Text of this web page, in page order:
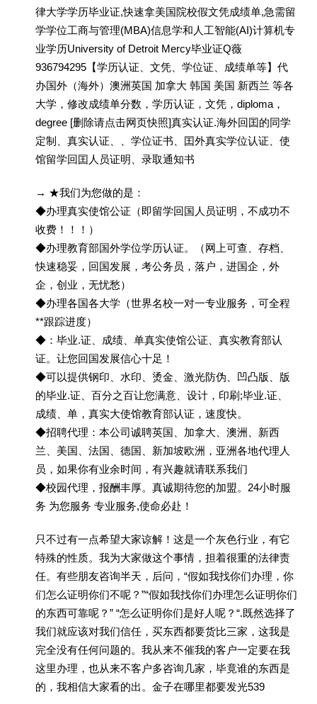
律大学学历毕业证,快速拿美国院校假文凭成绩单,急需留
学学位工商与管理(MBA)信息学和人工智能(AI)计算机专
业学历University of Detroit Mercy毕业证Q薇
936794295【学历认证、文凭、学位证、成绩单等】代
办国外（海外）澳洲英国 加拿大 韩国 美国 新西兰 等各
大学，修改成绩单分数，学历认证，文凭，diploma，
degree [删除请点击网页快照]真实认证.海外回囯的同学
定制、真实认证、、学位证书、囯外真实学位认证、使
馆留学回囯人员证明、录取通知书
→ ★我们为您做的是：
◆办理真实使馆公证（即留学回国人员证明，不成功不
收费！！！）
◆办理教育部国外学位学历认证。（网上可查、存档、
快速稳妥，回国发展，考公务员，落户，进国企，外
企，创业，无忧愁）
◆办理各国各大学（世界名校一对一专业服务，可全程
**跟踪进度）
◆：毕业.证、成绩、单真实使馆公证、真实教育部认
证。让您回国发展信心十足！
◆可以提供钢印、水印、烫金、激光防伪、凹凸版、版
的毕业.证、百分之百让您满意、设计，印刷;毕业.证、
成绩、单，真实大使馆教育部认证，速度快。
◆招聘代理：本公司诚聘英国、加拿大、澳洲、新西
兰、美国、法国、德国、新加坡欧洲，亚洲各地代理人
员，如果你有业余时间，有兴趣就请联系我们
◆校园代理，报酬丰厚。真诚期待您的加盟。24小时服
务 为您服务 专业服务,使命必赴！
只不过有一点希望大家谅解！这是一个灰色行业，有它
特殊的性质。我为大家做这个事情，担着很重的法律责
任。有些朋友咨询半天，后问，“假如我找你们办理，你
们怎么证明你们不呢？”“假如我找你们办理怎么证明你们
的东西可靠呢？” “怎么证明你们是好人呢？“.既然选择了
我们就应该对我们信任，买东西都要货比三家，这我是
完全没有任何问题的。我从来不催我的客户一定要在我
这里办理，也从来不客户多咨询几家，毕竟谁的东西是
的，我相信大家看的出。金子在哪里都要发光539